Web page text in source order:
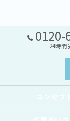
0120-
24時間